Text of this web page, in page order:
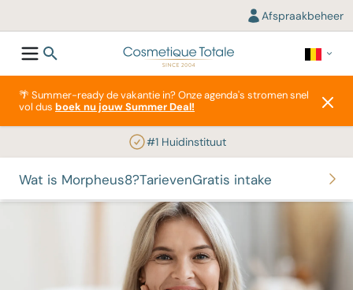
Afspraakbeheer
🌴 Summer-ready de vakantie in? Onze agenda's stromen snel
vol dus boek nu jouw Summer Deal!
#1 Huidinstituut
Wat is Morpheus8?TarievenGratis intake